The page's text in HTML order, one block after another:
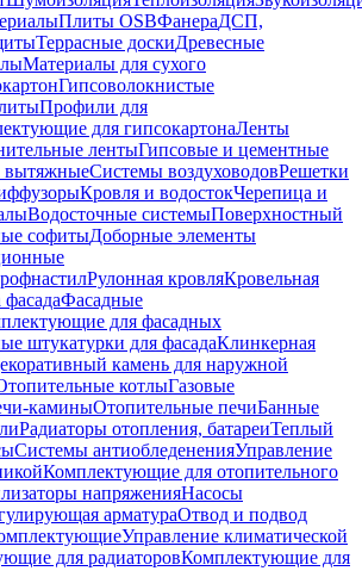
Плиты OSBФанераДСП,
Террасные доскиДревесные
Материалы для сухого
Гипсоволокнистые
Профили для
для гипсокартонаЛенты
лентыГипсовые и цементные
вытяжныеСистемы воздуховодовРешетки
Кровля и водостокЧерепица и
Водосточные системыПоверхностный
софитыДоборные элементы
Рулонная кровляКровельная
Фасадные
для фасадных
штукатурки для фасадаКлинкерная
камень для наружной
котлыГазовые
каминыОтопительные печиБанные
Радиаторы отопления, батареиТеплый
Системы антиобледененияУправление
Комплектующие для отопительного
напряженияНасосы
арматураОтвод и подвод
Управление климатической
для радиаторовКомплектующие для